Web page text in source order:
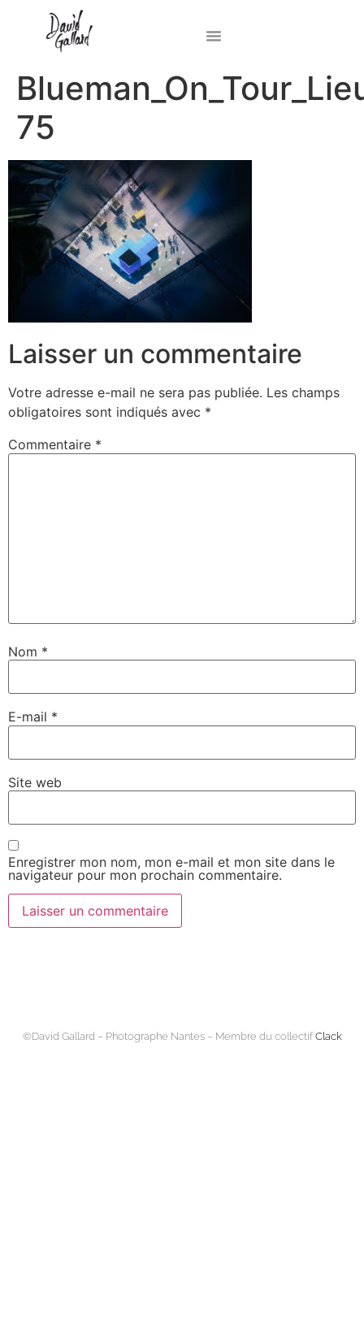
75
Laisser un commentaire
Votre adresse e-mail ne sera pas publiée. Les champs
obligatoires sont indiqués avec *
Commentaire *
Nom *
E-mail *
Site web
Enregistrer mon nom, mon e-mail et mon site dans le
navigateur pour mon prochain commentaire.
©David Gallard – Photographe Nantes – Membre du collectifClack